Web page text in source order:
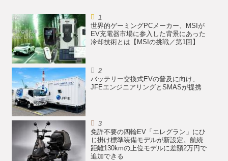
世界的ゲーミングPCメーカー、MSIが
EV充電器市場に参入した背景にあった
冷却技術とは【MSIの挑戦／第1回】
バッテリー交換式EVの普及に向け、
JFEエンジニアリングとSMASが提携
免許不要の四輪EV「エレグラン」にひ
じ掛け標準装備モデルが新設定。航続
距離130kmの上位モデルに差額2万円で
追加できる